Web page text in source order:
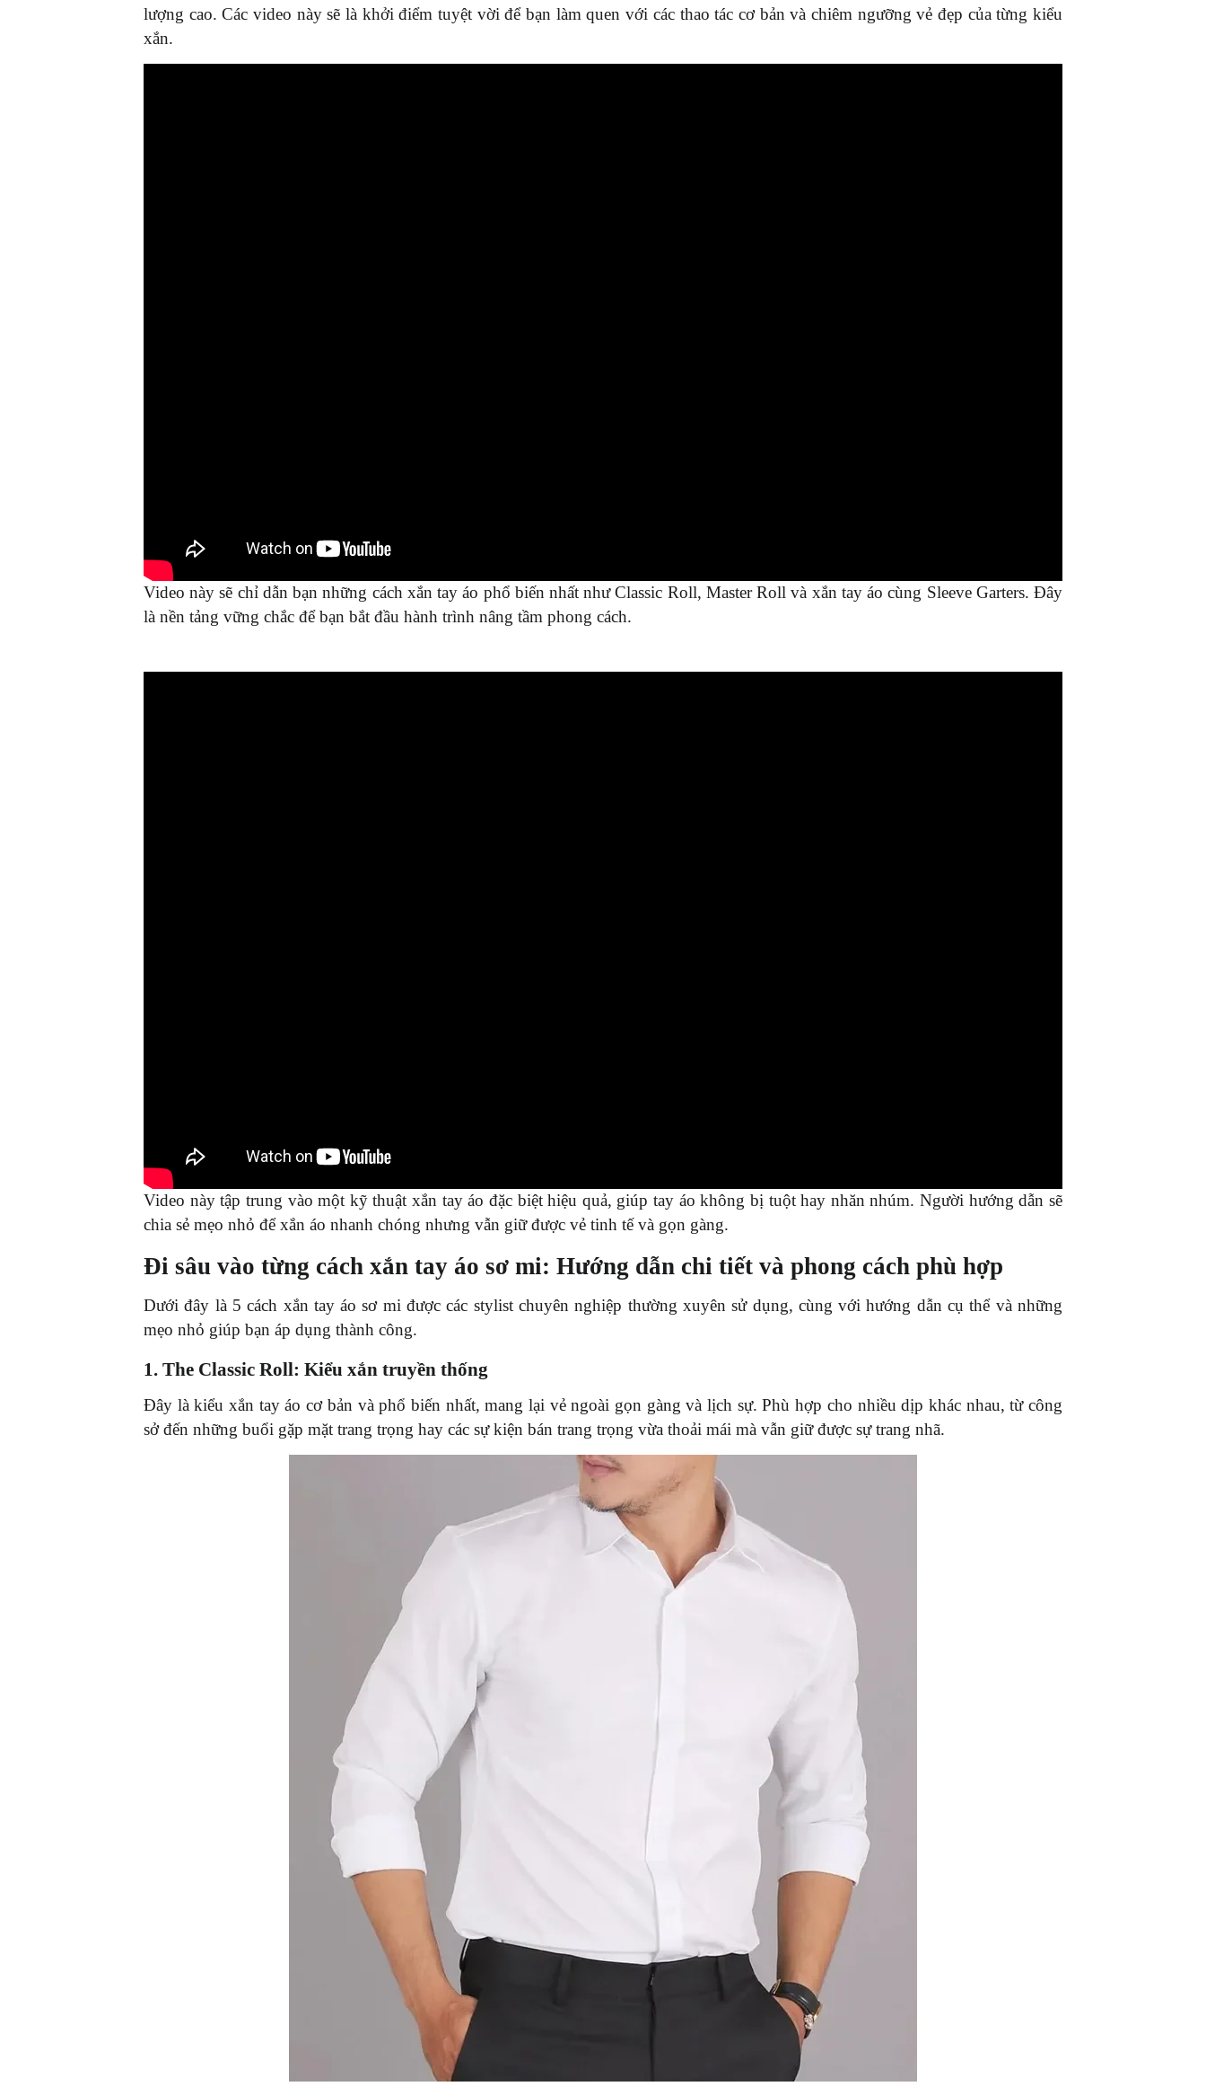
lượng cao. Các video này sẽ là khởi điểm tuyệt vời để bạn làm quen với các thao tác cơ bản và chiêm ngưỡng vẻ đẹp của từng kiểu
xắn.
Video này sẽ chỉ dẫn bạn những cách xắn tay áo phổ biến nhất như Classic Roll, Master Roll và xắn tay áo cùng Sleeve Garters. Đây
là nền tảng vững chắc để bạn bắt đầu hành trình nâng tầm phong cách.
Video này tập trung vào một kỹ thuật xắn tay áo đặc biệt hiệu quả, giúp tay áo không bị tuột hay nhăn nhúm. Người hướng dẫn sẽ
chia sẻ mẹo nhỏ để xắn áo nhanh chóng nhưng vẫn giữ được vẻ tinh tế và gọn gàng.
Đi sâu vào từng cách xắn tay áo sơ mi: Hướng dẫn chi tiết và phong cách phù hợp
Dưới đây là 5 cách xắn tay áo sơ mi được các stylist chuyên nghiệp thường xuyên sử dụng, cùng với hướng dẫn cụ thể và những
mẹo nhỏ giúp bạn áp dụng thành công.
1. The Classic Roll: Kiểu xắn truyền thống
Đây là kiểu xắn tay áo cơ bản và phổ biến nhất, mang lại vẻ ngoài gọn gàng và lịch sự. Phù hợp cho nhiều dịp khác nhau, từ công
sở đến những buổi gặp mặt trang trọng hay các sự kiện bán trang trọng vừa thoải mái mà vẫn giữ được sự trang nhã.